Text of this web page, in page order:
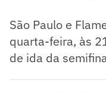
São Paulo e
quarta-feira, às
de ida da